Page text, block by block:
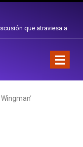
en Corporación